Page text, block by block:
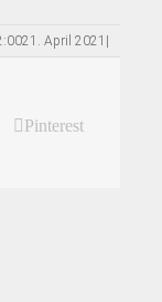
21. April 2021 |
Pinterest